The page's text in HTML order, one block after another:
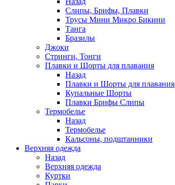
Слипы, Брифы, Плавки
Трусы Мини Микро Бикини
Танга
Бразилы
Джоки
Стринги, Тонги
Плавки и Шорты для плавания
Назад
Плавки и Шорты для плавания
Купальные Шорты
Плавки Брифы Слипы
Термобелье
Назад
Термобелье
Кальсоны, подштанники
Верхняя одежда
Назад
Верхняя одежда
Куртки